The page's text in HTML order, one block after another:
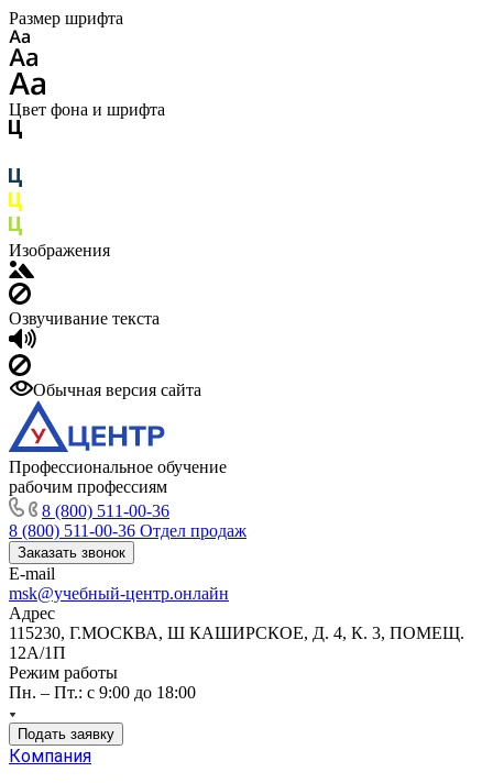
Размер шрифта
Цвет фона и шрифта
Изображения
Озвучивание текста
Обычная версия сайта
Профессиональное обучение
рабочим профессиям
8 (800) 511-00-36
8 (800) 511-00-36 Отдел продаж
Заказать звонок
E-mail
msk@учебный-центр.онлайн
Адрес
115230, Г.МОСКВА, Ш КАШИРСКОЕ, Д. 4, К. 3, ПОМЕЩ.
12А/1П
Режим работы
Пн. – Пт.: с 9:00 до 18:00
Подать заявку
Компания